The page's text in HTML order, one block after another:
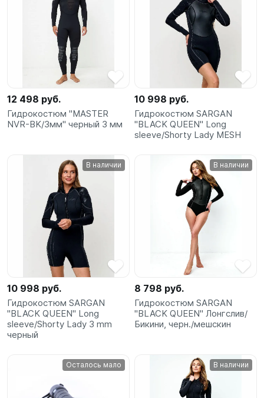
12 498 руб.
Гидрокостюм "MASTER
NVR-BK/3мм" черный 3 мм
10 998 руб.
Гидрокостюм SARGAN
"BLACK QUEEN" Long
sleeve/Shorty Lady MESH
В наличии
10 998 руб.
Гидрокостюм SARGAN
"BLACK QUEEN" Long
sleeve/Shorty Lady 3 mm
черный
В наличии
8 798 руб.
Гидрокостюм SARGAN
"BLACK QUEEN" Лонгслив/
Бикини, черн./мешскин
Осталось мало В наличии